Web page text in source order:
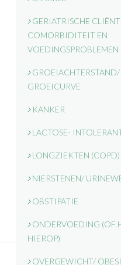
GERIATRISCHE
COMORBIDITEIT EN
VOEDINGSPROBLEMEN
GROEICURVE
KANKER
LACTOSE-
LONGZIEKTEN (COPD)
NIERSTENEN/
OBSTIPATIE
ONDERVOEDING (OF
HIEROP)
OVERGEWICHT/